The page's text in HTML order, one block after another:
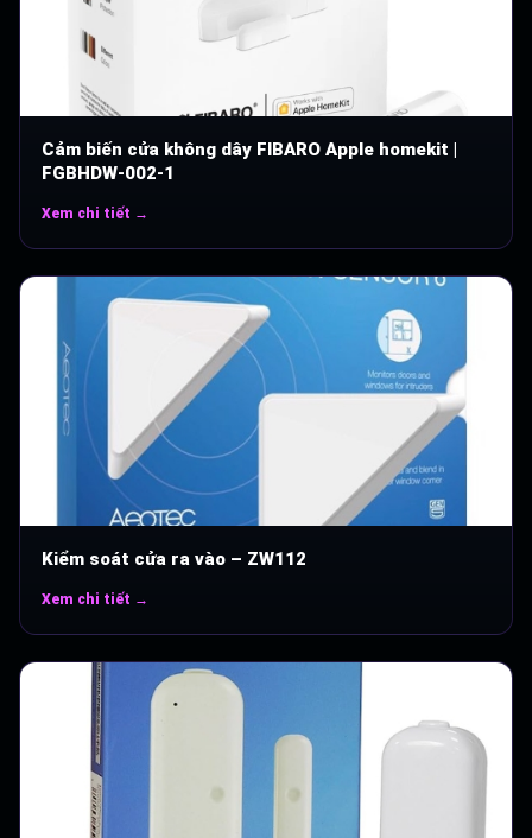
Cảm biến cửa không dây FIBARO Apple homekit |
FGBHDW-002-1
Xem chi tiết →
Kiểm soát cửa ra vào – ZW112
Xem chi tiết →